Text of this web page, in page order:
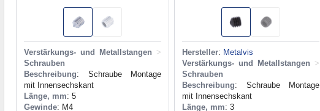
Verstärkungs- und Metallstangen >
Schrauben
Beschreibung: Schraube Montage
mit Innensechskant
Länge, mm: 5
Gewinde: M4
Hersteller: Metalvis
Verstärkungs- und Metallstangen >
Schrauben
Beschreibung: Schraube Montage
mit Innensechskant
Länge, mm: 3